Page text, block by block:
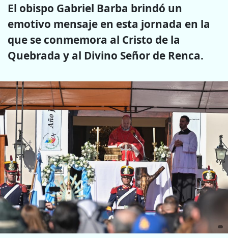
El obispo Gabriel Barba brindó un
emotivo mensaje en esta jornada en la
que se conmemora al Cristo de la
Quebrada y al Divino Señor de Renca.